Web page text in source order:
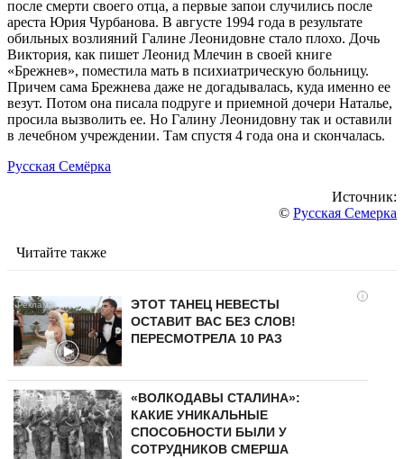
после смерти своего отца, а первые запои случились после
ареста Юрия Чурбанова. В августе 1994 года в результате
обильных возлияний Галине Леонидовне стало плохо. Дочь
Виктория, как пишет Леонид Млечин в своей книге
«Брежнев», поместила мать в психиатрическую больницу.
Причем сама Брежнева даже не догадывалась, куда именно ее
везут. Потом она писала подруге и приемной дочери Наталье,
просила вызволить ее. Но Галину Леонидовну так и оставили
в лечебном учреждении. Там спустя 4 года она и скончалась.
Русская Семёрка
Источник:
© Русская Семерка
Читайте также
i
ЭТОТ ТАНЕЦ НЕВЕСТЫ
ОСТАВИТ ВАС БЕЗ СЛОВ!
ПЕРЕСМОТРЕЛА 10 РАЗ
«ВОЛКОДАВЫ СТАЛИНА»:
КАКИЕ УНИКАЛЬНЫЕ
СПОСОБНОСТИ БЫЛИ У
СОТРУДНИКОВ СМЕРША